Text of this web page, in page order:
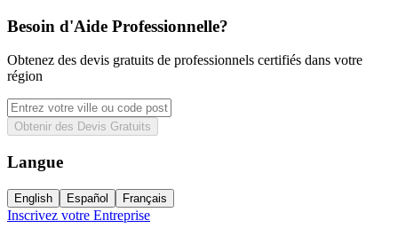
Besoin d'Aide Professionnelle?
Obtenez des devis gratuits de professionnels certifiés dans votre
région
Obtenir des Devis Gratuits
Langue
English Español Français
Inscrivez votre Entreprise